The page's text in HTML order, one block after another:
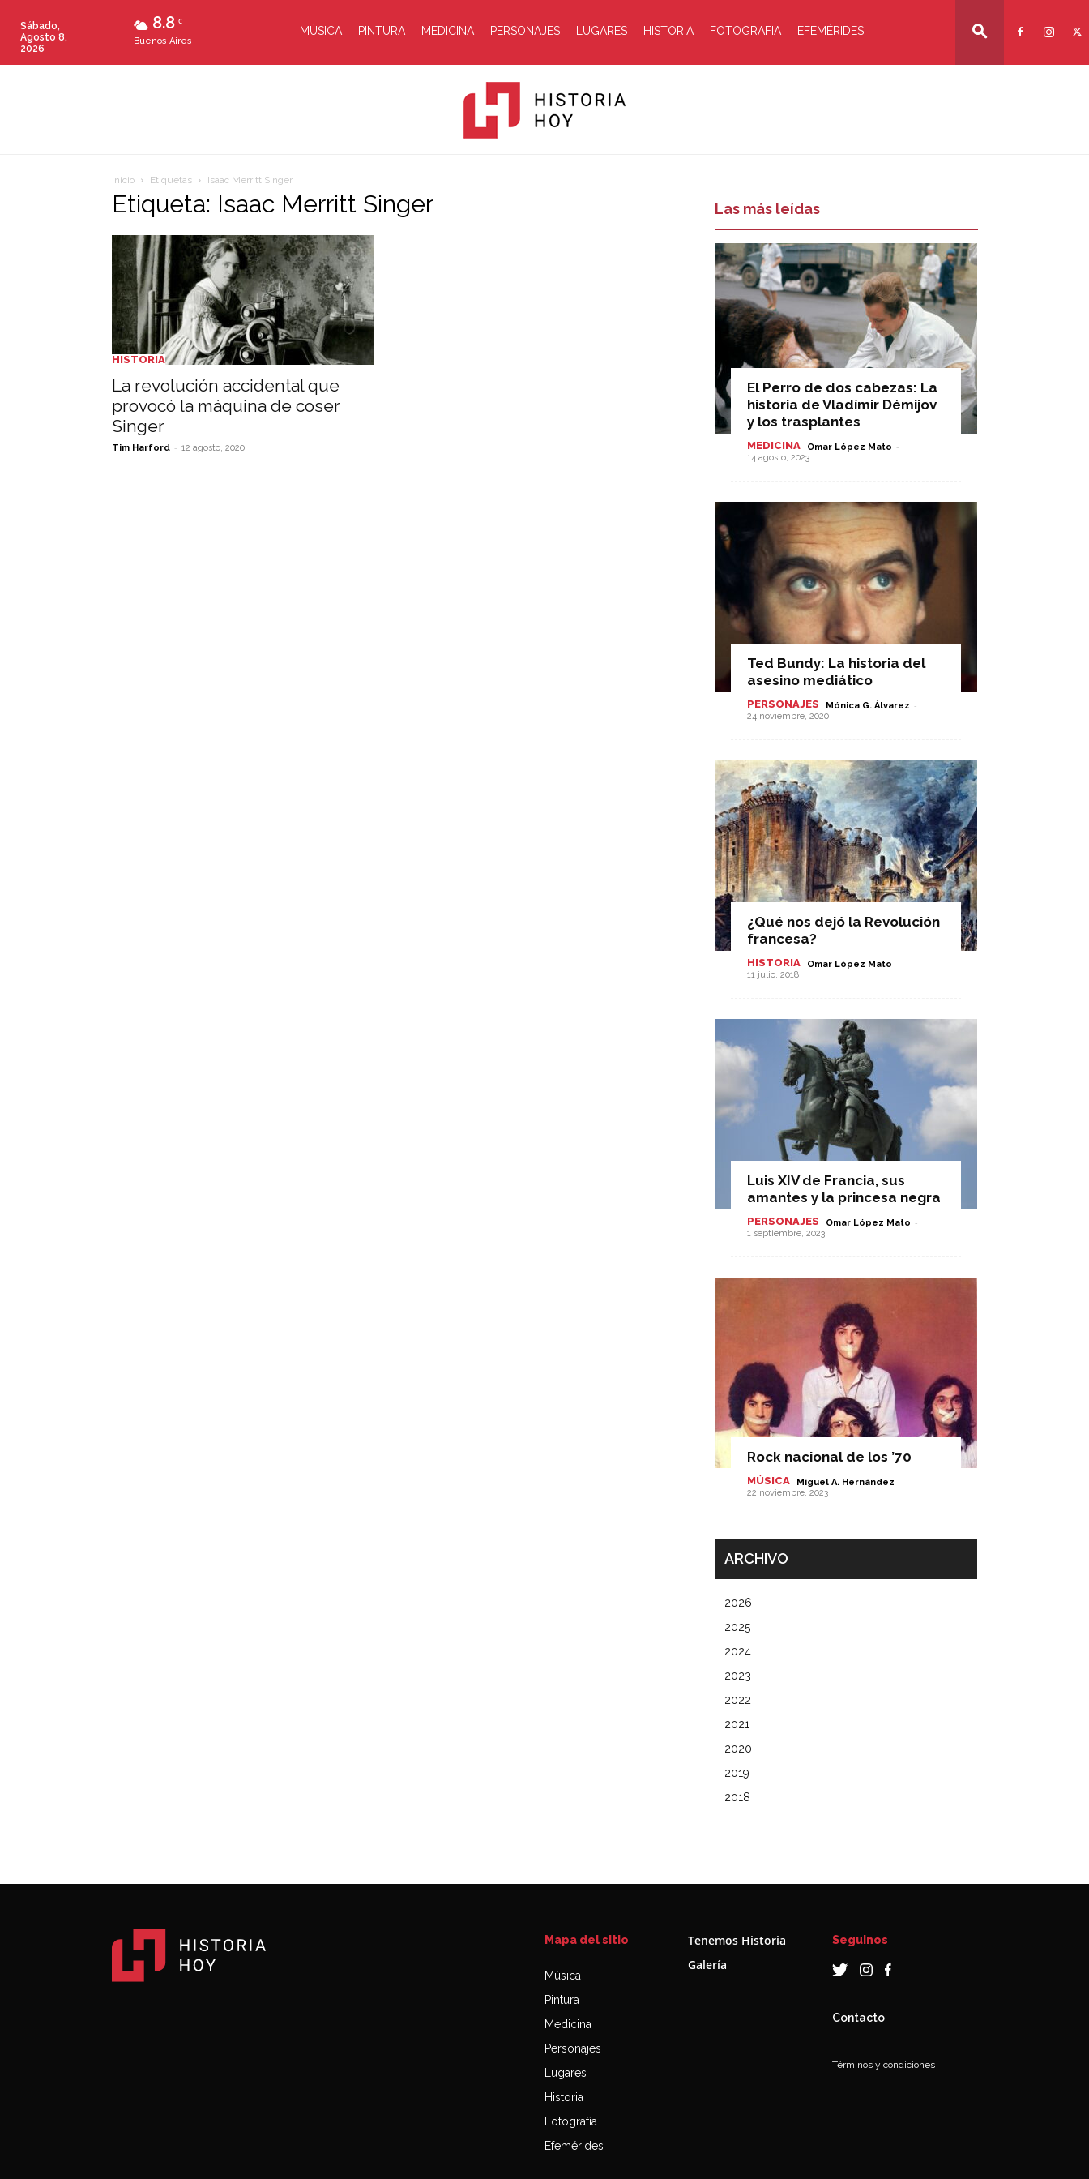
8.8 C
Buenos Aires
Sábado,
Agosto 8,
2026
MÚSICA PINTURA MEDICINA PERSONAJES LUGARES HISTORIA FOTOGRAFIA EFEMÉRIDES
Inicio Etiquetas Isaac Merritt Singer
Etiqueta: Isaac Merritt Singer
HISTORIA
La revolución accidental que
provocó la máquina de coser
Singer
Tim Harford - 12 agosto, 2020
Las más leídas
El Perro de dos cabezas: La
historia de Vladímir Démijov
y los trasplantes
MEDICINA Omar López Mato -
14 agosto, 2023
Ted Bundy: La historia del
asesino mediático
PERSONAJES Mónica G. Álvarez -
24 noviembre, 2020
¿Qué nos dejó la Revolución
francesa?
HISTORIA Omar López Mato -
11 julio, 2018
Luis XIV de Francia, sus
amantes y la princesa negra
PERSONAJES Omar López Mato -
1 septiembre, 2023
Rock nacional de los ’70
MÚSICA Miguel A. Hernández -
22 noviembre, 2023
ARCHIVO
2026
2025
2024
2023
2022
2021
2020
2019
2018
Mapa del sitio
Música
Pintura
Medicina
Personajes
Lugares
Historia
Fotografía
Efemérides
Tenemos Historia
Galería
Seguinos
Contacto
Términos y condiciones